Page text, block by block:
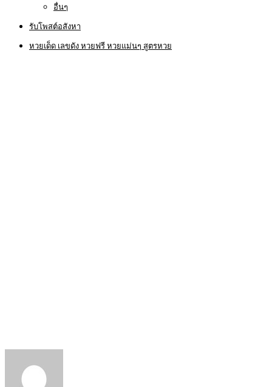
อื่นๆ
รับโพสต์อสังหา
หวยเด็ด เลขดัง หวยฟรี หวยแม่นๆ สูตรหวย